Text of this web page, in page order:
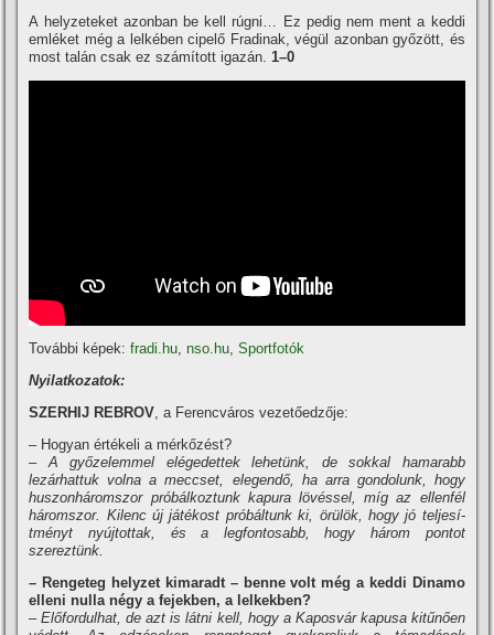
A helyzeteket azonban be kell rúgni… Ez pedig nem ment a keddi
emléket még a lelkében cipelő Fradinak, végül azonban győzött, és
most talán csak ez számí­tott igazán.1–0
További képek:fradi.hu,nso.hu,Sportfotók
Nyilatkozatok:
SZERHIJ REBROV, a Ferencváros vezetőedzője:
– Hogyan értékeli a mérkőzést?
– A győzelemmel elégedettek lehetünk, de sokkal hamarabb
lezárhattuk volna a meccset, elegendő, ha arra gondolunk, hogy
huszonháromszor próbálkoztunk kapura lövéssel, mí­g az ellenfél
háromszor. Kilenc új játékost próbáltunk ki, örülök, hogy jó teljesí­
tményt nyújtottak, és a legfontosabb, hogy három pontot
szereztünk.
– Rengeteg helyzet kimaradt – benne volt még a keddi Dinamo
elleni nulla négy a fejekben, a lelkekben?
– Előfordulhat, de azt is látni kell, hogy a Kaposvár kapusa kitűnően